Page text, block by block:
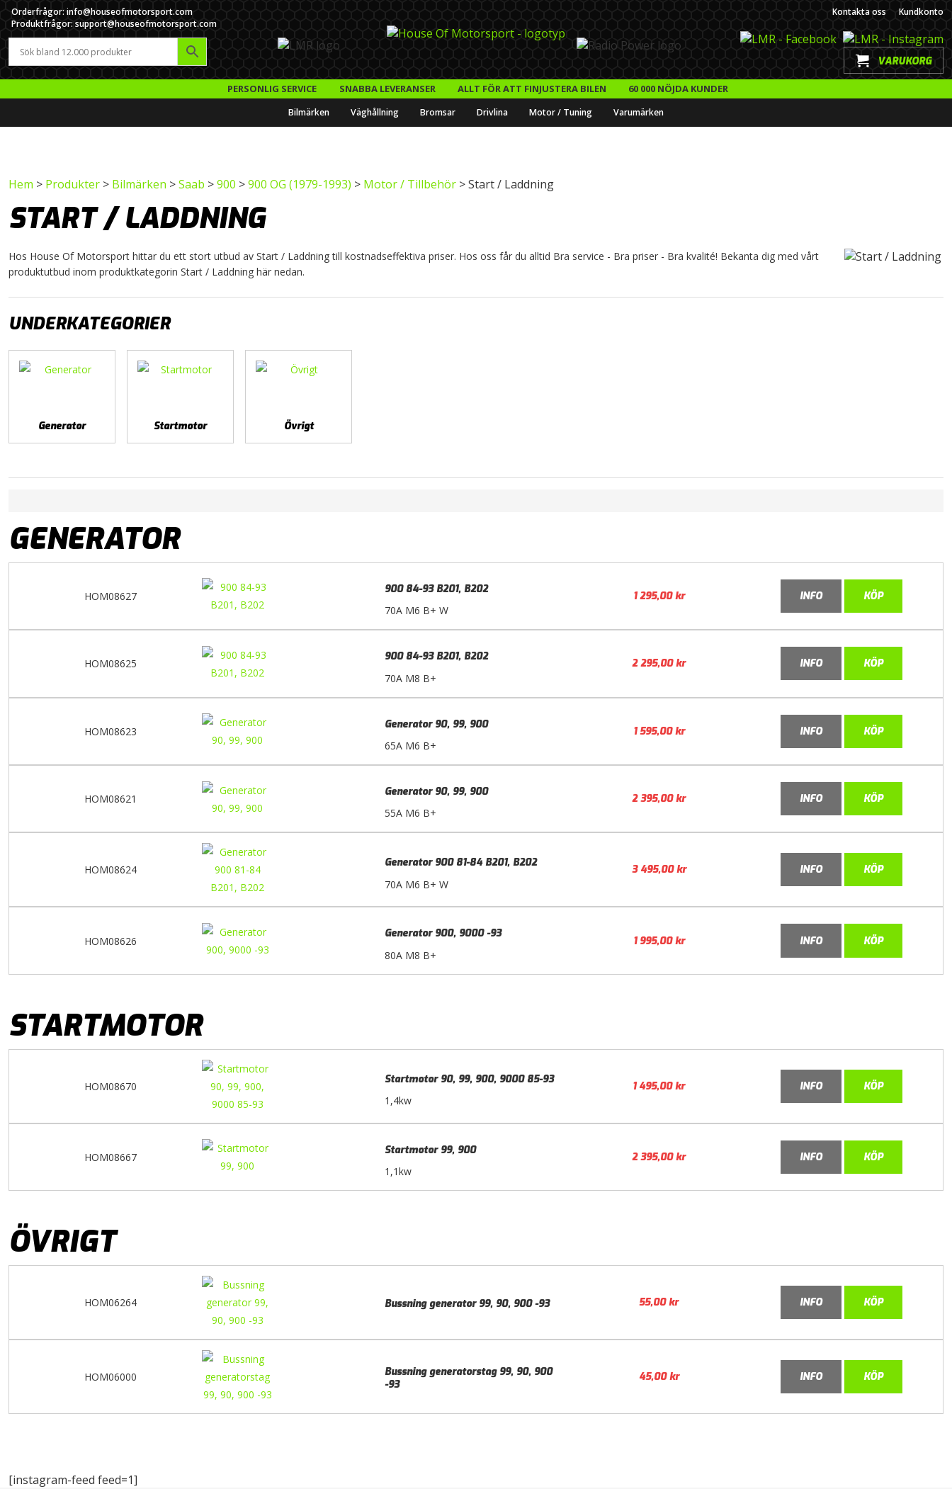
Orderfrågor: info@houseofmotorsport.com
Produktfrågor: support@houseofmotorsport.com
Kontakta oss Kundkonto
VARUKORG
PERSONLIG SERVICE SNABBA LEVERANSER ALLT FÖR ATT FINJUSTERA BILEN 60 000 NÖJDA KUNDER
Bilmärken Väghållning Bromsar Drivlina Motor / Tuning Varumärken
Hem > Produkter > Bilmärken >Saab >900 >900 OG (1979-1993) > Motor / Tillbehör > Start / Laddning
START / LADDNING
Hos House Of Motorsport hittar du ett stort utbud av Start / Laddning till kostnadseffektiva priser. Hos oss får du alltid Bra service - Bra priser - Bra kvalité! Bekanta dig med vårt
produktutbud inom produktkategorin Start / Laddning här nedan.
UNDERKATEGORIER
Generator Startmotor Övrigt
GENERATOR
HOM08627
900 84-93 B201, B202
70A M6 B+ W
1 295,00kr INFO KÖP
HOM08625
900 84-93 B201, B202
70A M8 B+
2 295,00kr INFO KÖP
HOM08623
Generator 90, 99, 900
65A M6 B+
1 595,00kr INFO KÖP
HOM08621
Generator 90, 99, 900
55A M6 B+
2 395,00kr INFO KÖP
HOM08624
Generator 900 81-84 B201, B202
70A M6 B+ W
3 495,00kr INFO KÖP
HOM08626
Generator 900, 9000 -93
80A M8 B+
1 995,00kr INFO KÖP
STARTMOTOR
HOM08670
Startmotor 90, 99, 900, 9000 85-93
1,4kw
1 495,00kr INFO KÖP
HOM08667
Startmotor 99, 900
1,1kw
2 395,00kr INFO KÖP
ÖVRIGT
HOM06264 Bussning generator 99, 90, 900 -93 55,00kr INFO KÖP
HOM06000
Bussning generatorstag 99, 90, 900
-93
45,00kr INFO KÖP
[instagram-feed feed=1]